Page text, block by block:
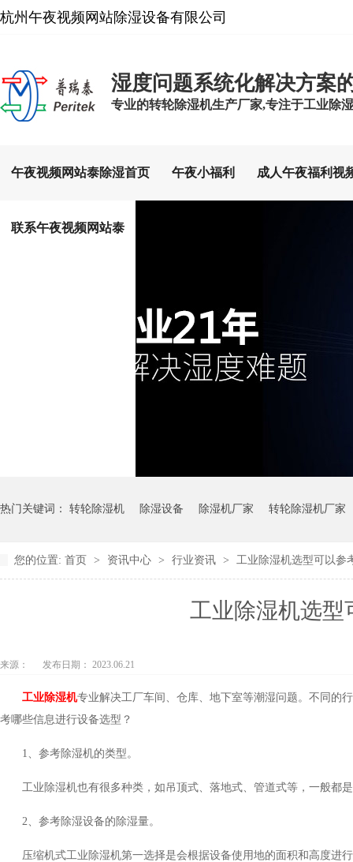
杭州午夜视频网站除湿设备有限公司
湿度问题系统化解决方案
专业的转轮除湿机生产厂家,专注于工业除湿设
午夜视频网站泰除湿首页 午夜小福利 成人午夜福利视
联系午夜视频网站泰
热门关键词： 转轮除湿机 除湿设备 除湿机厂家 转轮除湿机厂家
您的位置: 首页 > 资讯中心 > 行业资讯 > 工业除湿机选型可以参考
工业除湿机选型可
来源： 发布日期： 2023.06.21
工业除湿机专业解决工厂车间、仓库、地下室等潮湿问题。
考哪些信息进行设备选型？
1、参考除湿机的类型。
工业除湿机也有很多种类，如吊顶式、落地式、管道式等，一
2、参考除湿设备的除湿量。
压缩机式工业除湿机第一选择是会根据设备使用地的面积和高度进行